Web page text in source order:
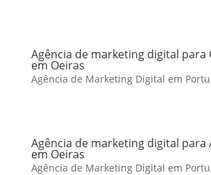
Agência de marketing digital para
em Oeiras
Agência de Marketing Digital em
Agência de marketing digital para
em Oeiras
Agência de Marketing Digital em